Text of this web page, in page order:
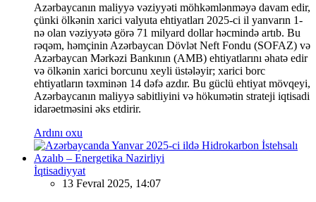
Azərbaycanın maliyyə vəziyyəti möhkəmlənməyə davam edir,
çünki ölkənin xarici valyuta ehtiyatları 2025-ci il yanvarın 1-
nə olan vəziyyətə görə 71 milyard dollar həcmində artıb. Bu
rəqəm, həmçinin Azərbaycan Dövlət Neft Fondu (SOFAZ) və
Azərbaycan Mərkəzi Bankının (AMB) ehtiyatlarını əhatə edir
və ölkənin xarici borcunu xeyli üstələyir; xarici borc
ehtiyatların təxminən 14 dəfə azdır. Bu güclü ehtiyat mövqeyi,
Azərbaycanın maliyyə sabitliyini və hökumətin strateji iqtisadi
idarəetməsini əks etdirir.
Ardını oxu
İqtisadiyyat
13 Fevral 2025, 14:07